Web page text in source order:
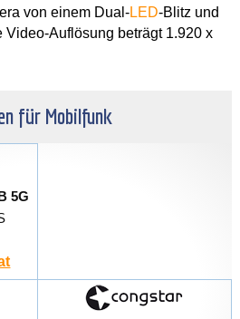
von einem Dual-LED-Blitz und
Video-Auflösung beträgt 1.920 x
für Mobilfunk
5G